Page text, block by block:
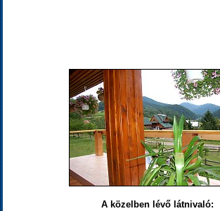
A közelben lévő látnivaló: